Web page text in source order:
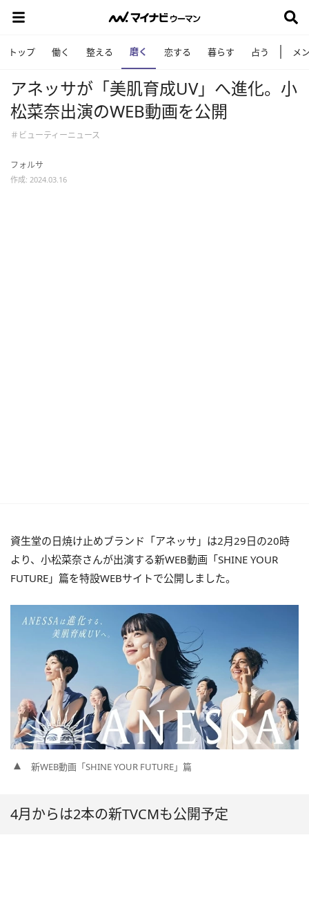
トップ 働く 整える 磨く 恋する 暮らす 占う メ
アネッサが「美肌育成UV」へ進化。小
松菜奈出演のWEB動画を公開
＃ビューティーニュース
フォルサ
作成: 2024.03.16
資生堂の日焼け止めブランド「アネッサ」は2月29日の20時
より、小松菜奈さんが出演する新WEB動画「SHINE YOUR
FUTURE」篇を特設WEBサイトで公開しました。
新WEB動画「SHINE YOUR FUTURE」篇
4月からは2本の新TVCMも公開予定